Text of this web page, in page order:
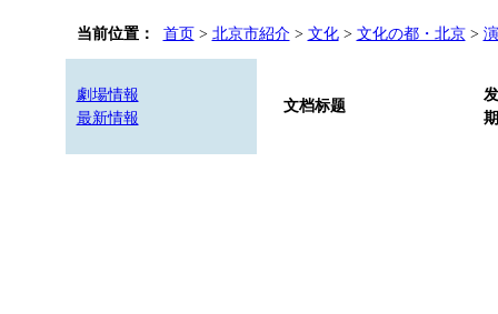
当前位置： 首页> 北京市紹介> 文化> 文化の都・北京>
劇場情報
最新情報
文档标题
期